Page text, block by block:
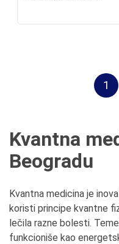
1
Kvantna
Beogradu
Kvantna medicina je
koristi principe kvantne
lečila razne bolesti.
funkcioniše kao